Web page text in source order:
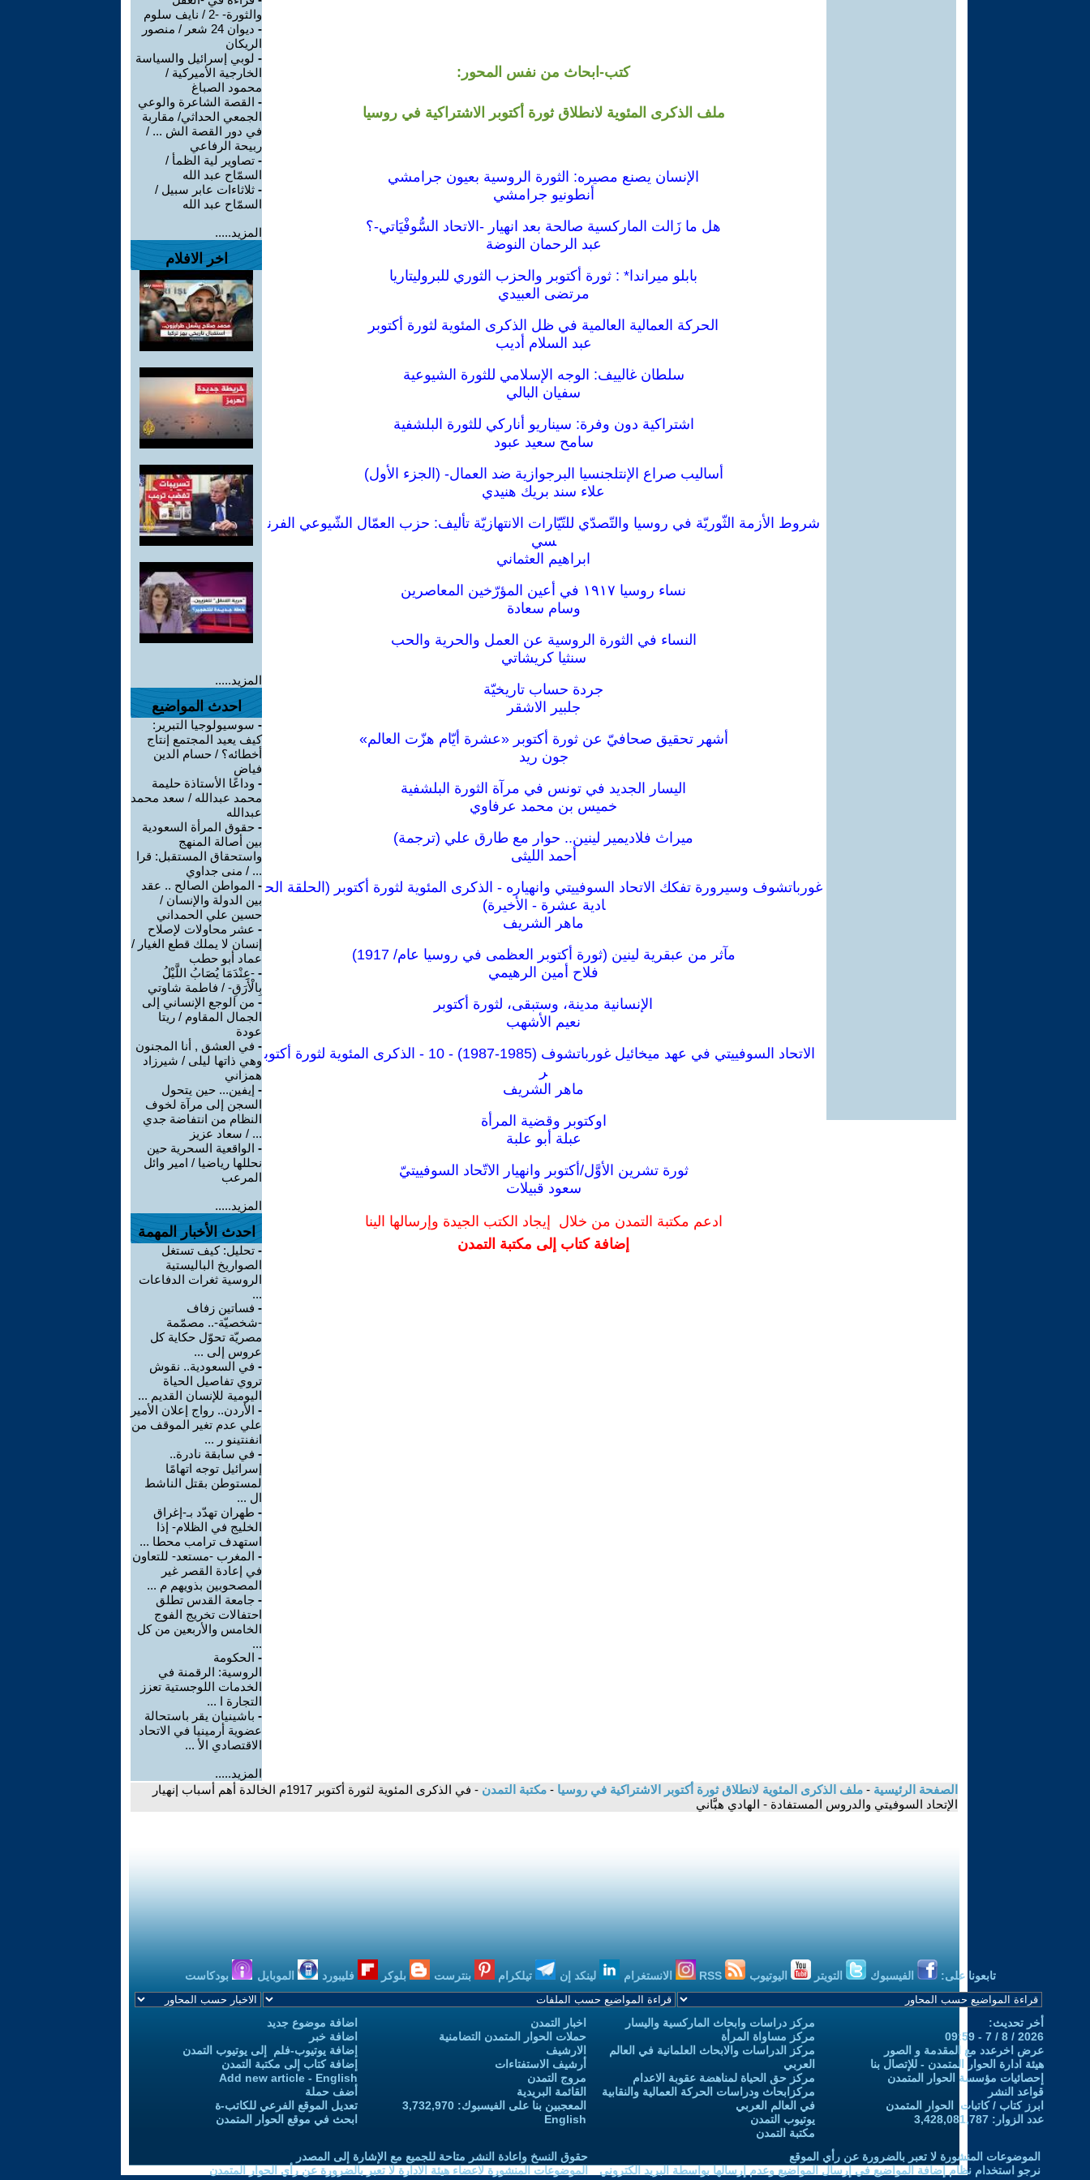
كتب-ابحاث من نفس المحور:
ملف الذكرى المئوية لانطلاق ثورة أكتوبر الاشتراكية في روسيا
الإنسان يصنع مصيره: الثورة الروسية بعيون جرامشي
أنطونيو جرامشي
هل ما زَالت الماركسية صالحة بعد انهيار -الاتحاد السُّوفْيَاتي-؟
عبد الرحمان النوضة
بابلو ميراندا* : ثورة أكتوبر والحزب الثوري للبروليتاريا
مرتضى العبيدي
الحركة العمالية العالمية في ظل الذكرى المئوية لثورة أكتوبر
عبد السلام أديب
سلطان غالييف: الوجه الإسلامي للثورة الشيوعية
سفيان البالي
اشتراكية دون وفرة: سيناريو أناركي للثورة البلشفية
سامح سعيد عبود
أساليب صراع الإنتلجنسيا البرجوازية ضد العمال- (الجزء الأول)
علاء سند بريك هنيدي
شروط الأزمة الثّوريّة في روسيا والتّصدّي للتّيّارات الانتهازيّة تأليف: حزب العمّال الشّيوعي الفرن
سي
ابراهيم العثماني
نساء روسيا ١٩١٧ في أعين المؤرّخين المعاصرين
وسام سعادة
النساء في الثورة الروسية عن العمل والحرية والحب
سنثيا كريشاتي
جردة حساب تاريخيّة
جلبير الاشقر
أشهر تحقيق صحافيّ عن ثورة أكتوبر «عشرة أيّام هزّت العالم»
جون ريد
اليسار الجديد في تونس في مرآة الثورة البلشفية
خميس بن محمد عرفاوي
ميراث فلاديمير لينين.. حوار مع طارق علي (ترجمة)
أحمد الليثى
غورباتشوف وسيرورة تفكك الاتحاد السوفييتي وانهياره - الذكرى المئوية لثورة أكتوبر (الحلقة الح
ادية عشرة - الأخيرة)
ماهر الشريف
مآثر من عبقرية لينين (ثورة أكتوبر العظمى في روسيا عام/ 1917)
فلاح أمين الرهيمي
اﻹنسانية مدينة، وستبقى، لثورة أكتوبر
نعيم الأشهب
الاتحاد السوفييتي في عهد ميخائيل غورباتشوف (1985-1987) - 10 - الذكرى المئوية لثورة أكتوب
ر
ماهر الشريف
اوكتوبر وقضية المرأة
عبلة أبو علبة
ثورة تشرين الأوَّل/أكتوبر وانهيار الاتّحاد السوفييتيّ
سعود قبيلات
ادعم مكتبة التمدن من خلال إيجاد الكتب الجيدة وإرسالها الينا
إضافة كتاب إلى مكتبة التمدن
والثورة- -2 / نايف سلوم
-
ديوان 24 شعر / منصور
الريكان
- لوبي إسرائيل والسياسة
الخارجية الأميركية /
محمود الصباغ
- القصة الشاعرة والوعي
الجمعي الحداثي/ مقاربة
في دور القصة الش ... /
ربيحة الرفاعي
- تصاوير لية الظمأ /
السمّاح عبد الله
- ثلاثاءات عابر سبيل /
السمّاح عبد الله
المزيد.....
اخر الافلام
المزيد.....
احدث المواضيع
- سوسيولوجيا التبرير:
كيف يعيد المجتمع إنتاج
أخطائه؟ / حسام الدين
فياض
- وداعًا الأستاذة حليمة
محمد عبدالله / سعد محمد
عبدالله
- حقوق المرأة السعودية
بين أصالة المنهج
واستحقاق المستقبل: قرا
... / منى جداوي
- المواطن الصالح .. عقد
بين الدولة والإنسان /
حسين علي الحمداني
- عشر محاولات لإصلاح
إنسان لا يملك قطع الغيار /
عماد أبو حطب
- -عِنْدَمَا يُصَابُ اللَّيْلُ
بِالْأَرَقِ- / فاطمة شاوتي
- من الوجع الإنساني إلى
الجمال المقاوم / ريتا
عودة
- في العشق , أنا المجنون
وهي ذاتها ليلى / شيرزاد
همزاني
- إيفين... حين يتحول
السجن إلى مرآة لخوف
النظام من انتفاضة جدي
... / سعاد عزيز
- الواقعية السحرية حين
نحللها رياضيا / امير وائل
المرعب
المزيد.....
احدث الأخبار المهمة
- تحليل: كيف تستغل
الصواريخ الباليستية
الروسية ثغرات الدفاعات
...
- فساتين زفاف
-شخصيّة-.. مصمّمة
مصريّة تحوّل حكاية كل
عروس إلى ...
- في السعودية.. نقوش
تروي تفاصيل الحياة
اليومية للإنسان القديم ...
- الأردن.. رواج إعلان الأمير
علي عدم تغير الموقف من
انفنتينو ر ...
- في سابقة نادرة..
إسرائيل توجه اتهامًا
لمستوطن بقتل الناشط
ال ...
- طهران تهدّد بـ-إغراق
الخليج في الظلام- إذا
استهدف ترامب محطا ...
- المغرب -مستعد- للتعاون
في إعادة القصر غير
المصحوبين بذويهم م ...
- جامعة القدس تطلق
احتفالات تخريج الفوج
الخامس والأربعين من كل
...
- الحكومة
الروسية: الرقمنة في
الخدمات اللوجستية تعزز
التجارة ا ...
- باشينيان يقر باستحالة
عضوية أرمينيا في الاتحاد
الاقتصادي الأ ...
المزيد.....
الصفحة الرئيسية - ملف الذكرى المئوية لانطلاق ثورة أكتوبر الاشتراكية في روسيا - مكتبة التمدن
- في الذكرى المئوية لثورة أكتوبر 1917م الخالدة أهم أسباب إنهيار
الإتحاد السوفيتي والدروس المستفادة - الهادي هبَّاني
تابعونا على: الفيسبوك التويتر اليوتيوب الانستغرام لينكد إن تيلكرام بنترست بلوكر فليبورد الموبايل بودكاست
أخر تحديث:
2026 / 8 / 7 - 09:59
عرض اخرعدد مع المقدمة و الصور
هيئة ادارة الحوار المتمدن - للإتصال بنا
إحصائيات مؤسسة الحوار المتمدن
قواعد النشر
ابرز كتاب / كاتبات الحوار المتمدن
عدد الزوار: 3,428,081,787
مركز دراسات وابحاث الماركسية واليسار
مركز مساواة المرأة
مركز الدراسات والابحاث العلمانية في العالم
العربي
مركز حق الحياة لمناهضة عقوبة الاعدام
مركزابحاث ودراسات الحركة العمالية والنقابية
في العالم العربي
يوتيوب التمدن
مكتبة التمدن
اخبار التمدن
حملات الحوار المتمدن التضامنية
الارشيف
أرشيف الاستفتاءات
مروج التمدن
القائمة البريدية
المعجبين بنا على الفيسبوك: 3,732,970
English
اضافة موضوع جديد
اضافة خبر
إضافة يوتيوب-فلم إلى يوتيوب التمدن
إضافة كتاب إلى مكتبة التمدن
Add new article - English
أضف حملة
تعديل الموقع الفرعي للكاتب-ة
ابحث في موقع الحوار المتمدن
الموضوعات المنشورة لا تعبر بالضرورة عن رأي الموقع
نرجو استخدام نظام إضافة المواضيع في إرسال المواضيع وعدم إرسالها بواسطة البريد الكتروني
حقوق النسخ واعادة النشر متاحة للجميع مع الإشارة إلى المصدر
الموضوعات المنشورة لاعضاء هيئة الادارة لا تعبر بالضرورة عن رأي الحوار المتمدن